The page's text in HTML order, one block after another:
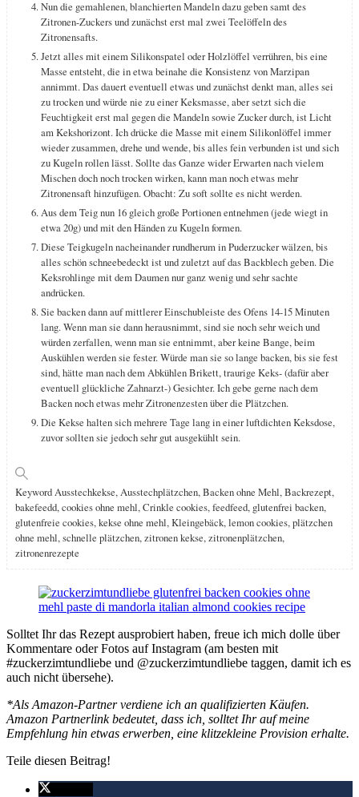
Nun die gemahlenen, blanchierten Mandeln dazu geben samt des
Zitronen-Zuckers und zunächst erst mal zwei Teelöffeln des
Zitronensafts.
Jetzt alles mit einem Silikonspatel oder Holzlöffel verrühren, bis eine
Masse entsteht, die in etwa beinahe die Konsistenz von Marzipan
annimmt. Das dauert eventuell etwas und zunächst denkt man, alles sei
zu trocken und würde nie zu einer Keksmasse, aber setzt sich die
Feuchtigkeit erst mal gegen die Mandeln sowie Zucker durch, ist Licht
am Kekshorizont. Ich drücke die Masse mit einem Silikonlöffel immer
wieder zusammen, drehe und wende, bis alles fein verbunden ist und sich
zu Kugeln rollen lässt. Sollte das Ganze wider Erwarten nach vielem
Mischen doch noch trocken wirken, kann man noch etwas mehr
Zitronensaft hinzufügen. Obacht: Zu soft sollte es nicht werden.
Aus dem Teig nun 16 gleich große Portionen entnehmen (jede wiegt in
etwa 20g) und mit den Händen zu Kugeln formen.
Diese Teigkugeln nacheinander rundherum in Puderzucker wälzen, bis
alles schön schneebedeckt ist und zuletzt auf das Backblech geben. Die
Keksrohlinge mit dem Daumen nur ganz wenig und sehr sachte
andrücken.
Sie backen dann auf mittlerer Einschubleiste des Ofens 14-15 Minuten
lang. Wenn man sie dann herausnimmt, sind sie noch sehr weich und
würden zerfallen, wenn man sie entnimmt, aber keine Bange, beim
Auskühlen werden sie fester. Würde man sie so lange backen, bis sie fest
sind, hätte man nach dem Abkühlen Brikett, traurige Keks- (dafür aber
eventuell glückliche Zahnarzt-) Gesichter. Ich gebe gerne nach dem
Backen noch etwas mehr Zitronenzesten über die Plätzchen.
Die Kekse halten sich mehrere Tage lang in einer luftdichten Keksdose,
zuvor sollten sie jedoch sehr gut ausgekühlt sein.
KeywordAusstechkekse, Ausstechplätzchen, Backen ohne Mehl, Backrezept,
bakefeedd, cookies ohne mehl, Crinkle cookies, feedfeed, glutenfrei backen,
glutenfreie cookies, kekse ohne mehl, Kleingebäck, lemon cookies, plätzchen
ohne mehl, schnelle plätzchen, zitronen kekse, zitronenplätzchen,
zitronenrezepte
Solltet Ihr das Rezept ausprobiert haben, freue ich mich dolle über
Kommentare oder Fotos auf Instagram (am besten mit
#zuckerzimtundliebe und @zuckerzimtundliebe taggen, damit ich es
auch nicht übersehe).
*Als Amazon-Partner verdiene ich an qualifizierten Käufen.
Amazon Partnerlink bedeutet, dass ich, solltet Ihr auf meine
Empfehlung hin etwas erwerben, eine klitzekleine Provision erhalte.
Teile diesen Beitrag!